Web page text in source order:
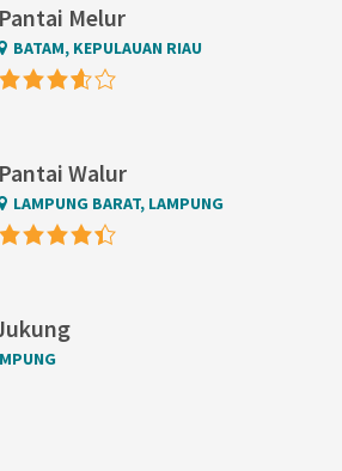
Pantai Melur
BATAM, KEPULAUAN RIAU
Pantai Walur
LAMPUNG BARAT, LAMPUNG